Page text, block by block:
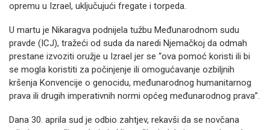
opremu u Izrael, uključujući fregate i torpeda.
U martu je Nikaragva podnijela tužbu Međunarodnom sudu
pravde (ICJ), tražeći od suda da naredi Njemačkoj da odmah
prestane izvoziti oružje u Izrael jer se “ova ​​pomoć koristi ili bi
se mogla koristiti za počinjenje ili omogućavanje ozbiljnih
kršenja Konvencije o genocidu, međunarodnog humanitarnog
prava ili drugih imperativnih normi općeg međunarodnog prava”.
Dana 30. aprila sud je odbio zahtjev, rekavši da se novčana